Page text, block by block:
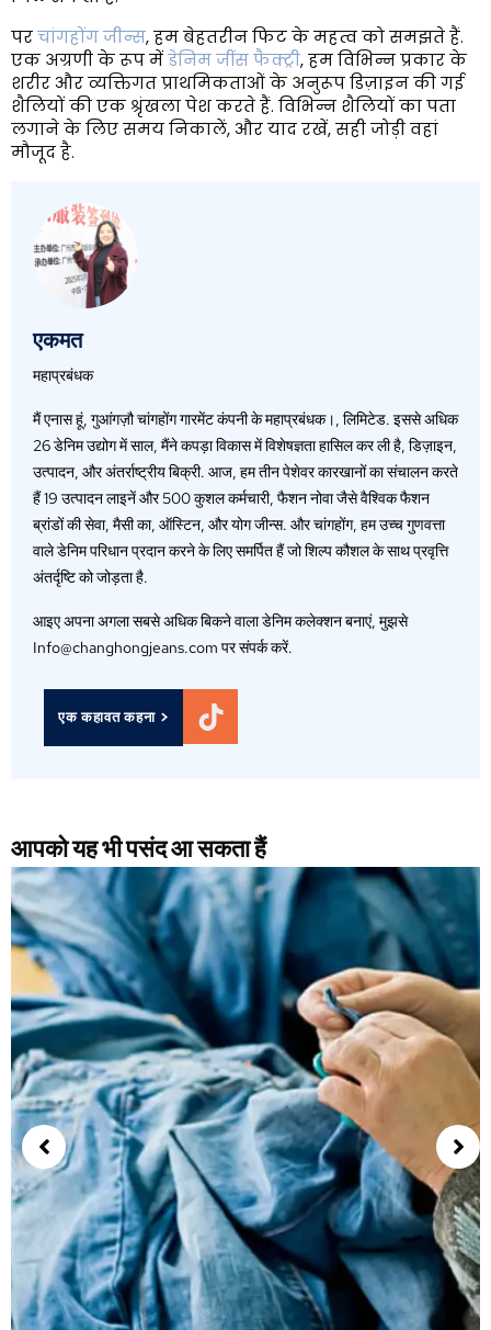
परचांगहोंग जीन्स, हम बेहतरीन फिट के महत्व को समझते हैं.
एक अग्रणी के रूप मेंडेनिम जींस फैक्ट्री, हम विभिन्न प्रकार के
शरीर और व्यक्तिगत प्राथमिकताओं के अनुरूप डिज़ाइन की गई
शैलियों की एक श्रृंखला पेश करते हैं. विभिन्न शैलियों का पता
लगाने के लिए समय निकालें, और याद रखें, सही जोड़ी वहां
मौजूद है.
एकमत
महाप्रबंधक
मैं एनास हूं, गुआंगज़ौ चांगहोंग गारमेंट कंपनी के महाप्रबंधक।, लिमिटेड. इससे अधिक
26 डेनिम उद्योग में साल, मैंने कपड़ा विकास में विशेषज्ञता हासिल कर ली है, डिज़ाइन,
उत्पादन, और अंतर्राष्ट्रीय बिक्री. आज, हम तीन पेशेवर कारखानों का संचालन करते
हैं 19 उत्पादन लाइनें और 500 कुशल कर्मचारी, फैशन नोवा जैसे वैश्विक फैशन
ब्रांडों की सेवा, मैसी का, ऑस्टिन, और योग जीन्स. और चांगहोंग, हम उच्च गुणवत्ता
वाले डेनिम परिधान प्रदान करने के लिए समर्पित हैं जो शिल्प कौशल के साथ प्रवृत्ति
अंतर्दृष्टि को जोड़ता है.
आइए अपना अगला सबसे अधिक बिकने वाला डेनिम कलेक्शन बनाएं, मुझसे
Info@changhongjeans.com पर संपर्क करें.
एक कहावत कहना >
आपको यह भी पसंद आ सकता हैं